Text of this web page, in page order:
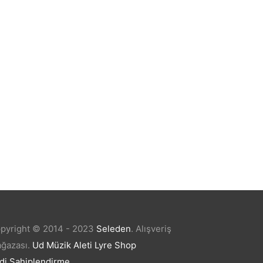
© 2014 - 2023 Seleden. Alışveriş
Ud Müzik Aleti Lyre Shop